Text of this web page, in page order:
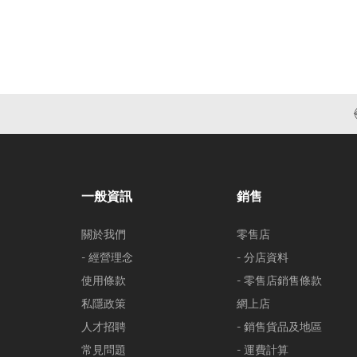
一般資訊
關於我們
- 經營理念
使用條款
私隱政策
人才招聘
常見問題
銷售
零售店
- 分店資料
- 零售店銷售條款
網上店
- 銷售貨品及地區
- 運費計算